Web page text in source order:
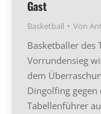
Gast
Basketball Von
Basketballer des
Vorrundensieg
dem
Dingolfing gegen
Tabellenführer